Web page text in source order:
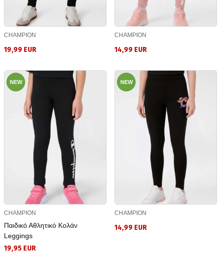
CHAMPION
19,99 EUR
CHAMPION
14,99 EUR
NEW
CHAMPION
Παιδικό Αθλητικό Κολάν
Leggings
19,95 EUR
NEW
CHAMPION
14,99 EUR